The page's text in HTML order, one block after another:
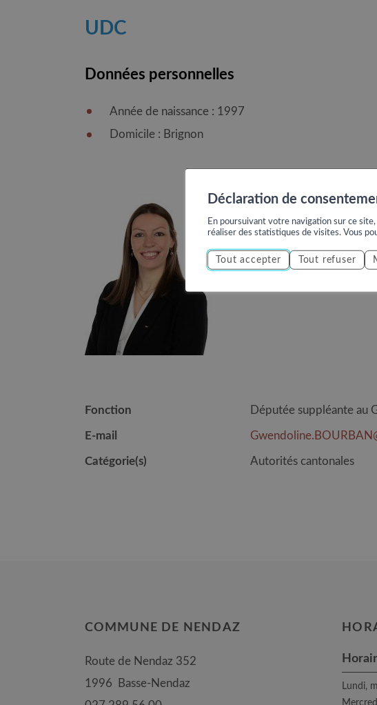
UDC
Données personnelles
Année de naissance : 1997
Domicile : Brignon
Fonction Députée suppléante au
E-mail
Catégorie(s) Autorités cantonales
COMMUNE DE NENDAZ
Route de Nendaz 352
1996
Basse-Nendaz
Lundi,
Déclaration de
En poursuivant votre navigation sur ce
réaliser des statistiques de visites. Vous
Tout accepter Tout refuser